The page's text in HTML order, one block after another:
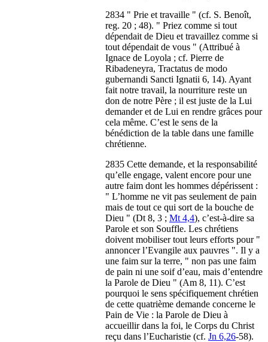
2834 " Prie et travaille " (cf. S. Benoît,
reg. 20 ; 48). " Priez comme si tout
dépendait de Dieu et travaillez comme si
tout dépendait de vous " (Attribué à
Ignace de Loyola ; cf. Pierre de
Ribadeneyra, Tractatus de modo
gubernandi Sancti Ignatii 6, 14). Ayant
fait notre travail, la nourriture reste un
don de notre Père ; il est juste de la Lui
demander et de Lui en rendre grâces pour
cela même. C’est le sens de la
bénédiction de la table dans une famille
chrétienne.
2835 Cette demande, et la responsabilité
qu’elle engage, valent encore pour une
autre faim dont les hommes dépérissent :
" L’homme ne vit pas seulement de pain
mais de tout ce qui sort de la bouche de
Dieu " (Dt 8, 3 ; Mt 4,4), c’est-à-dire sa
Parole et son Souffle. Les chrétiens
doivent mobiliser tout leurs efforts pour "
annoncer l’Evangile aux pauvres ". Il y a
une faim sur la terre, " non pas une faim
de pain ni une soif d’eau, mais d’entendre
la Parole de Dieu " (Am 8, 11). C’est
pourquoi le sens spécifiquement chrétien
de cette quatrième demande concerne le
Pain de Vie : la Parole de Dieu à
accueillir dans la foi, le Corps du Christ
reçu dans l’Eucharistie (cf. Jn 6,26-58).